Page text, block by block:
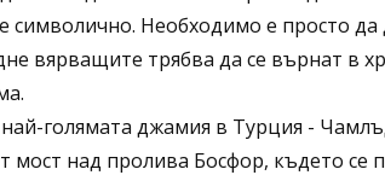
Необходимо е просто да
вярващите трябва да се върнат в
голямата джамия в Турция -
мост над пролива Босфор, където